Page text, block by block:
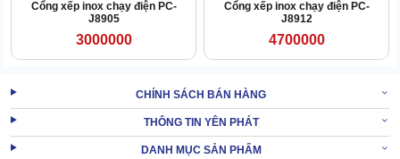
Cổng xếp inox chạy điện PC-
J8905
3000000
Cổng xếp inox chạy điện PC-
J8912
4700000
CHÍNH SÁCH BÁN HÀNG
THÔNG TIN YÊN PHÁT
DANH MỤC SẢN PHẨM